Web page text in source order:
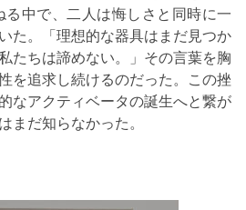
る中で、二人は悔しさと同時に一
た。「理想的な器具はまだ見つか
たちは諦めない。」その言葉を胸
を追求し続けるのだった。この挫
なアクティベータの誕生へと繋が
まだ知らなかった。